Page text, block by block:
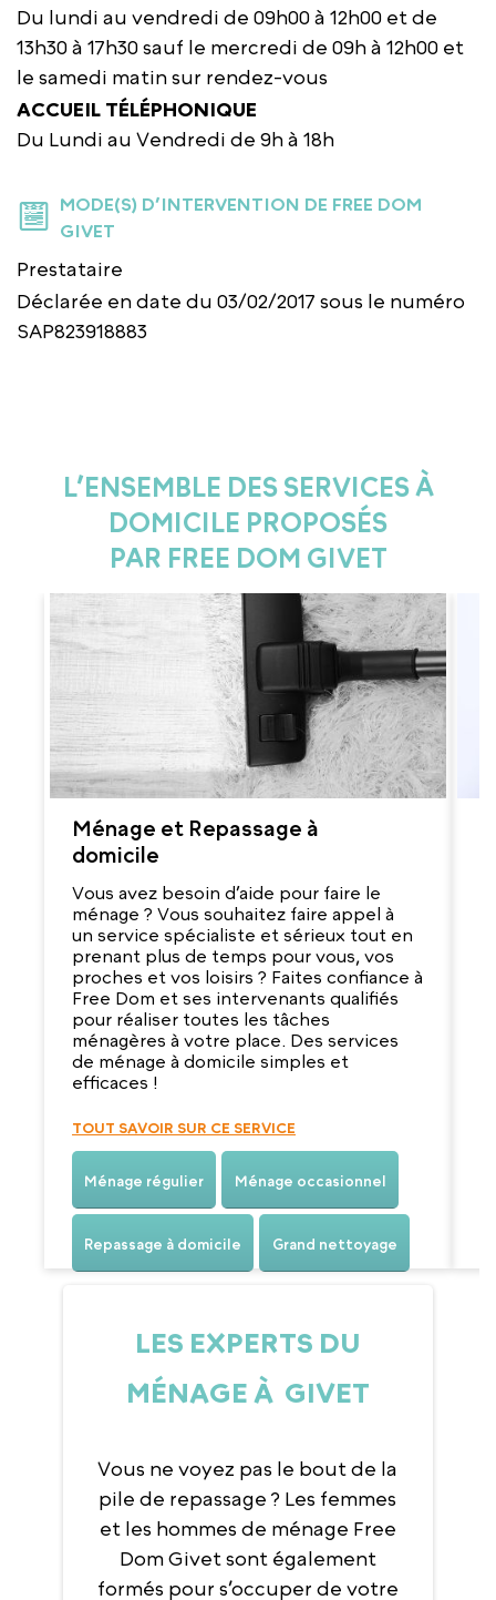
Du lundi au vendredi de 09h00 à 12h00 et de
13h30 à 17h30 sauf le mercredi de 09h à 12h00 et
le samedi matin sur rendez-vous
ACCUEIL TÉLÉPHONIQUE
Du Lundi au Vendredi de 9h à 18h
MODE(S) D’INTERVENTION DE FREE DOM
GIVET
Prestataire
Déclarée en date du 03/02/2017 sous le numéro
SAP823918883
L’ENSEMBLE DES SERVICES À
DOMICILE PROPOSÉS
PAR FREE DOM GIVET
Ménage et Repassage à
domicile
Vous avez besoin d’aide pour faire le
ménage ? Vous souhaitez faire appel à
un service spécialiste et sérieux tout en
prenant plus de temps pour vous, vos
proches et vos loisirs ? Faites confiance à
Free Dom et ses intervenants qualifiés
pour réaliser toutes les tâches
ménagères à votre place. Des services
de ménage à domicile simples et
efficaces !
TOUT SAVOIR SUR CE SERVICE
Ménage régulier Ménage occasionnel
Repassage à domicile Grand nettoyage
LES EXPERTS DU
MÉNAGE À GIVET
Vous ne voyez pas le bout de la
pile de repassage ? Les femmes
et les hommes de ménage Free
Dom Givet sont également
formés pour s’occuper de votre